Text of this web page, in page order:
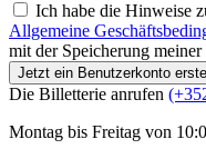
Ich habe die Hinweise
Allgemeine
mit der Speicherung
Jetzt ein Benutzerkonto
Die Billetterie anrufen
Montag bis Freitag von